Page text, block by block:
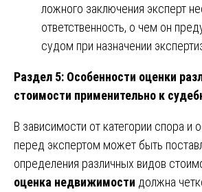
ложного заключения эксперт
ответственность, о чем он
судом при назначении
Раздел 5: Особенности оценки
стоимости применительно к
В зависимости от категории спора и
перед экспертом может быть
определения различных видов
оценка недвижимости должна